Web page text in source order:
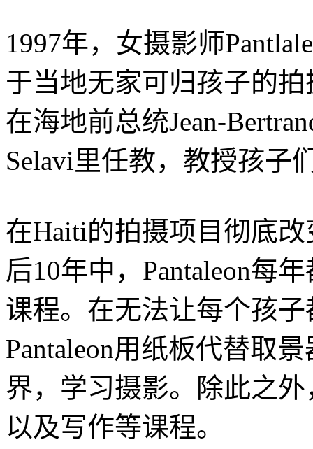
1997年，女摄影师
于当地无家可归孩子的
在海地前总统Jean-
Selavi里任教，教授孩子
在Haiti的拍摄项目彻底改
后10年中，Pantaleon每
课程。在无法让每个孩
Pantaleon用纸板代替取
界，学习摄影。除此之外
以及写作等课程。